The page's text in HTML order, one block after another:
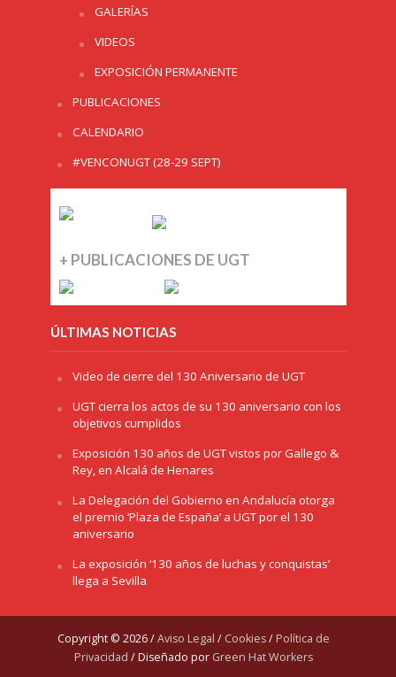
GALERÍAS
VIDEOS
EXPOSICIÓN PERMANENTE
PUBLICACIONES
CALENDARIO
#VENCONUGT (28-29 SEPT)
+ PUBLICACIONES DE UGT
ÚLTIMAS NOTICIAS
Video de cierre del 130 Aniversario de UGT
UGT cierra los actos de su 130 aniversario con los
objetivos cumplidos
Exposición 130 años de UGT vistos por Gallego &
Rey, en Alcalá de Henares
La Delegación del Gobierno en Andalucía otorga
el premio ‘Plaza de España’ a UGT por el 130
aniversario
La exposición ‘130 años de luchas y conquistas’
llega a Sevilla
Copyright © 2026 /Aviso Legal / Cookies/ Política de
Privacidad / Diseñado por Green Hat Workers